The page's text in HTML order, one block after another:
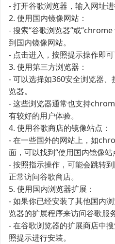
- 打开谷歌浏览器，输入网址进
2. 使用国内镜像网站：
- 搜索“谷歌浏览器”或
到国内镜像网站。
- 点击进入，按照提示操作即可
3. 使用第三方浏览器：
- 可以选择如360安全浏览器
览器。
- 这些浏览器通常也支持
有较好的用户体验。
4. 使用谷歌商店的镜像站点：
- 在一些国外的网站上，如
面，可以找到“使用国内镜像站
- 按照指示操作，可能会跳转
正常访问谷歌商店。
5. 使用国内浏览器扩展：
- 如果你已经安装了其他国内
览器的扩展程序来访问谷歌服务
- 在谷歌浏览器的扩展商店中
照提示进行安装。